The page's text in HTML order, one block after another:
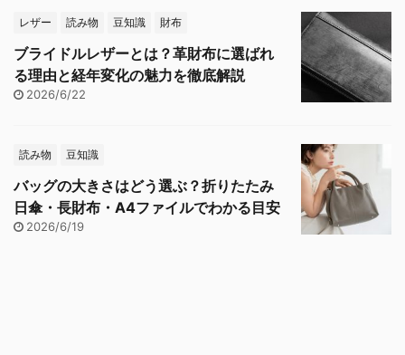
レザー 読み物 豆知識 財布
ブライドルレザーとは？革財布に選ばれ
る理由と経年変化の魅力を徹底解説
2026/6/22
読み物 豆知識
バッグの大きさはどう選ぶ？折りたたみ
日傘・長財布・A4ファイルでわかる目安
2026/6/19